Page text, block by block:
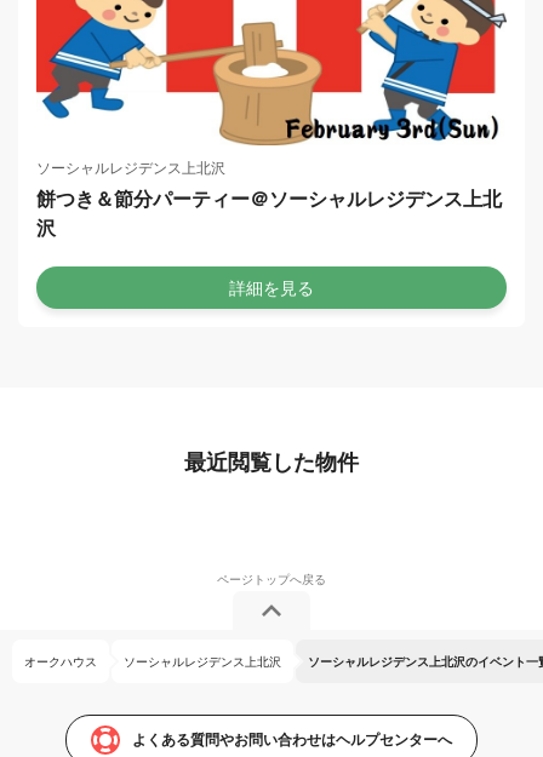
ソーシャルレジデンス上北沢
餅つき＆節分パーティー＠ソーシャルレジデンス上北
沢
詳細を見る
最近閲覧した物件
オークハウス ソーシャルレジデンス上北沢 ソーシャルレジデンス上北沢のイベント一
よくある質問やお問い合わせはヘルプセンターへ